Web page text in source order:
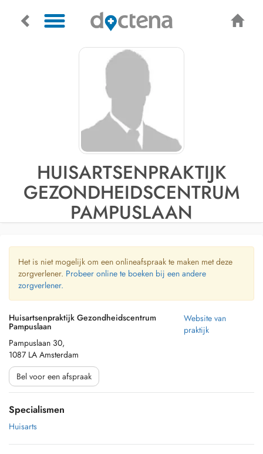
HUISARTSENPRAKTIJK
GEZONDHEIDSCENTRUM
PAMPUSLAAN
Het is niet mogelijk om een onlineafspraak te maken met deze
zorgverlener. Probeer online te boeken bij een andere
zorgverlener.
Huisartsenpraktijk Gezondheidscentrum
Pampuslaan
Pampuslaan 30,
1087 LA Amsterdam
Website van
praktijk
Bel voor een afspraak
Specialismen
Huisarts